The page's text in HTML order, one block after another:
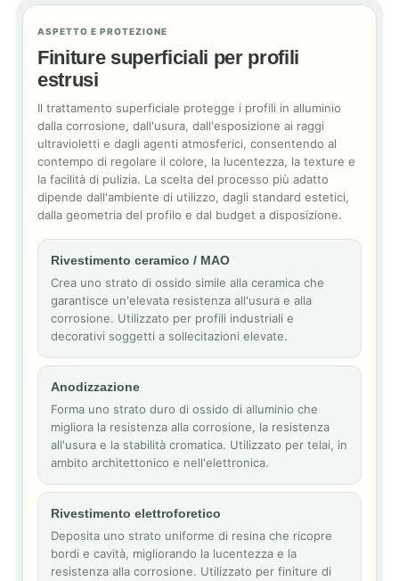
ASPETTO E PROTEZIONE
Finiture superficiali per profili
estrusi
Il trattamento superficiale protegge i profili in alluminio
dalla corrosione, dall'usura, dall'esposizione ai raggi
ultravioletti e dagli agenti atmosferici, consentendo al
contempo di regolare il colore, la lucentezza, la texture e
la facilità di pulizia. La scelta del processo più adatto
dipende dall'ambiente di utilizzo, dagli standard estetici,
dalla geometria del profilo e dal budget a disposizione.
Rivestimento ceramico / MAO
Crea uno strato di ossido simile alla ceramica che
garantisce un'elevata resistenza all'usura e alla
corrosione. Utilizzato per profili industriali e
decorativi soggetti a sollecitazioni elevate.
Anodizzazione
Forma uno strato duro di ossido di alluminio che
migliora la resistenza alla corrosione, la resistenza
all'usura e la stabilità cromatica. Utilizzato per telai, in
ambito architettonico e nell'elettronica.
Rivestimento elettroforetico
Deposita uno strato uniforme di resina che ricopre
bordi e cavità, migliorando la lucentezza e la
resistenza alla corrosione. Utilizzato per finiture di